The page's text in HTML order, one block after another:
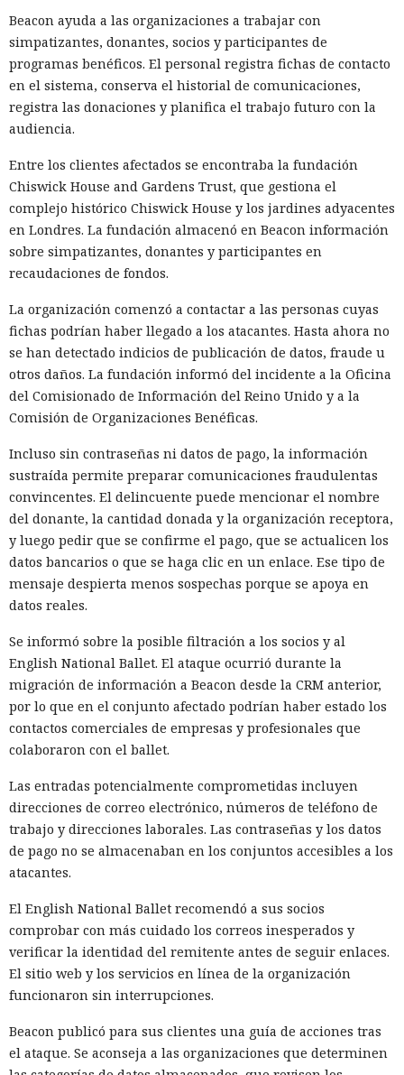
IP ajena, y los sitios web ven no el origen real de la
conexión, sino la dirección del propietario del dispositivo.
El componente proxy puede seguir funcionando en segundo
plano incluso después de cerrar la aplicación. El televisor
permanece conectado a internet casi de forma continua, por
lo que el tráfico ajeno puede pasar por él durante horas. El
propietario no necesariamente nota la actividad adicional,
porque los datos transmitidos suelen estar cifrados y no
revelan su contenido con medios habituales.
El problema fue detectado por especialistas de la empresa
noruega Mnemonic. La investigación mostró que la tienda
de Samsung permite publicar aplicaciones primitivas que
consisten en unas pocas líneas de código y cargan el
contenido principal desde un sitio externo. Los revisores
solo ven una pequeña envoltura, pero no siempre analizan
todo lo que el servidor enviará al televisor tras el
lanzamiento.
Ese diseño de aplicación permite al desarrollador cambiar
su comportamiento después de la revisión y publicación. El
servidor puede reemplazar el juego, el módulo publicitario
o el componente de red sin publicar una nueva versión en
la tienda. Por eso, el código que pasó la moderación puede
diferir notablemente del programa que realmente se
ejecuta en el televisor del usuario.
Uno de los ejemplos hallados se disfrazaba de Pac-Man.
Samsung no solo permitió el juego en la tienda, sino que lo
colocó entre las aplicaciones recomendadas. En su interior
había código de la empresa Bright Data, que vende acceso a
una red de direcciones IP domésticas en distintos países.
Bright Data utiliza dispositivos conectados como nodos
intermedios para descargar materiales de acceso público
desde internet. A través de una red distribuida es posible
recopilar datos de un gran número de sitios
simultáneamente y sortear limitaciones que bloquean
solicitudes demasiado frecuentes desde una única
dirección. La empresa también comercializa conjuntos de
datos ya recopilados mediante métodos similares.
La mera presencia del componente de Bright Data no
convertía automáticamente el televisor en un proxy. Tras
iniciar Pac-Man el usuario veía una ventana de
consentimiento. El permiso activaba el módulo en segundo
plano, que continuaba funcionando hasta la desinstalación
El consentimiento formal reduce el riesgo de conexión
oculta, pero no elimina la principal vulnerabilidad de la
Beacon ayuda a las organizaciones a trabajar con
simpatizantes, donantes, socios y participantes de
programas benéficos. El personal registra fichas de contacto
en el sistema, conserva el historial de comunicaciones,
registra las donaciones y planifica el trabajo futuro con la
audiencia.
Entre los clientes afectados se encontraba la fundación
Chiswick House and Gardens Trust, que gestiona el
complejo histórico Chiswick House y los jardines adyacentes
en Londres. La fundación almacenó en Beacon información
sobre simpatizantes, donantes y participantes en
recaudaciones de fondos.
La organización comenzó a contactar a las personas cuyas
fichas podrían haber llegado a los atacantes. Hasta ahora no
se han detectado indicios de publicación de datos, fraude u
otros daños. La fundación informó del incidente a la Oficina
del Comisionado de Información del Reino Unido y a la
Comisión de Organizaciones Benéficas.
Incluso sin contraseñas ni datos de pago, la información
sustraída permite preparar comunicaciones fraudulentas
convincentes. El delincuente puede mencionar el nombre
del donante, la cantidad donada y la organización receptora,
y luego pedir que se confirme el pago, que se actualicen los
datos bancarios o que se haga clic en un enlace. Ese tipo de
mensaje despierta menos sospechas porque se apoya en
datos reales.
Se informó sobre la posible filtración a los socios y al
English National Ballet. El ataque ocurrió durante la
migración de información a Beacon desde la CRM anterior,
por lo que en el conjunto afectado podrían haber estado los
contactos comerciales de empresas y profesionales que
colaboraron con el ballet.
Las entradas potencialmente comprometidas incluyen
direcciones de correo electrónico, números de teléfono de
trabajo y direcciones laborales. Las contraseñas y los datos
de pago no se almacenaban en los conjuntos accesibles a los
atacantes.
El English National Ballet recomendó a sus socios
comprobar con más cuidado los correos inesperados y
verificar la identidad del remitente antes de seguir enlaces.
El sitio web y los servicios en línea de la organización
funcionaron sin interrupciones.
Beacon publicó para sus clientes una guía de acciones tras
el ataque. Se aconseja a las organizaciones que determinen